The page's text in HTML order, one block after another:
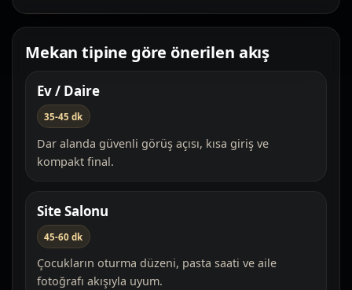
Mekan tipine göre önerilen akış
Ev / Daire
35-45 dk
Dar alanda güvenli görüş açısı, kısa giriş ve
kompakt final.
Site Salonu
45-60 dk
Çocukların oturma düzeni, pasta saati ve aile
fotoğrafı akışıyla uyum.